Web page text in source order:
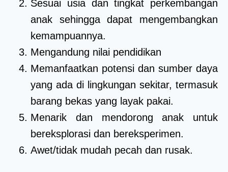
Sesuai usia dan tingkat perkembangan
anak sehingga dapat mengembangkan
kemampuannya.
Mengandung nilai pendidikan
Memanfaatkan potensi dan sumber daya
yang ada di lingkungan sekitar, termasuk
barang bekas yang layak pakai.
Menarik dan mendorong anak untuk
bereksplorasi dan bereksperimen.
Awet/tidak mudah pecah dan rusak.